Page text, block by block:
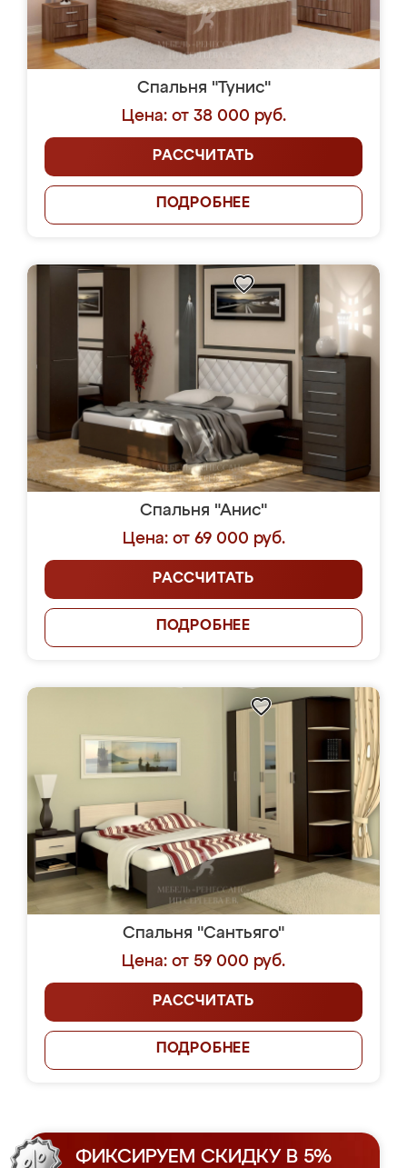
Спальня "Тунис"
Цена: от 38 000 руб.
РАССЧИТАТЬ
ПОДРОБНЕЕ
Спальня "Анис"
Цена: от 69 000 руб.
РАССЧИТАТЬ
ПОДРОБНЕЕ
Спальня "Сантьяго"
Цена: от 59 000 руб.
РАССЧИТАТЬ
ПОДРОБНЕЕ
ФИКСИРУЕМ СКИДКУ В 5%